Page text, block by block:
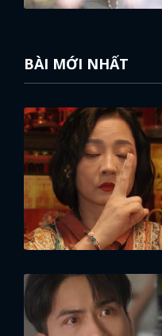
BÀI MỚI NHẤT